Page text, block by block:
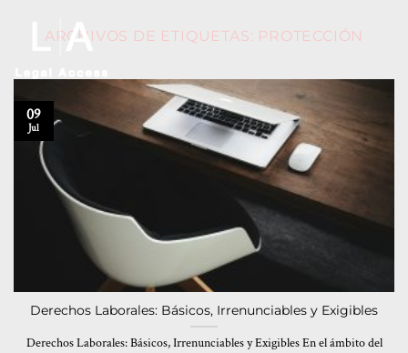
ARCHIVOS DE ETIQUETAS: PROTECCIÓN
Derechos Laborales: Básicos, Irrenunciables y Exigibles
Derechos Laborales: Básicos, Irrenunciables y Exigibles En el ámbito del
09
Jul